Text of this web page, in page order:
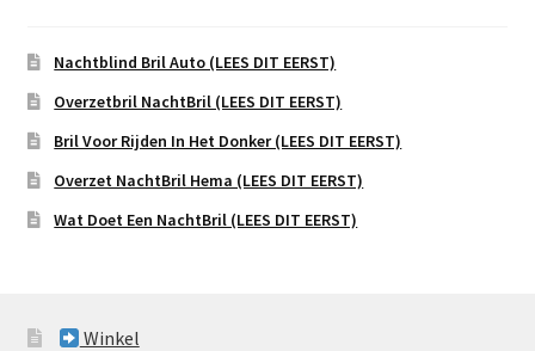
Nachtblind Bril Auto (LEES DIT EERST)
Overzetbril NachtBril (LEES DIT EERST)
Bril Voor Rijden In Het Donker (LEES DIT EERST)
Overzet NachtBril Hema (LEES DIT EERST)
Wat Doet Een NachtBril (LEES DIT EERST)
Winkel